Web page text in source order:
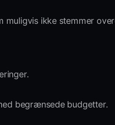
ikke stemmer
begrænsede budgetter.